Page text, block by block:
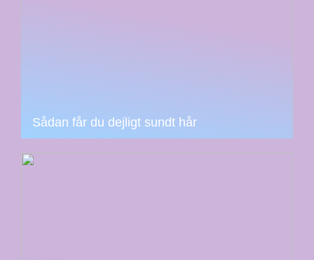
Sådan får du dejligt sundt hår